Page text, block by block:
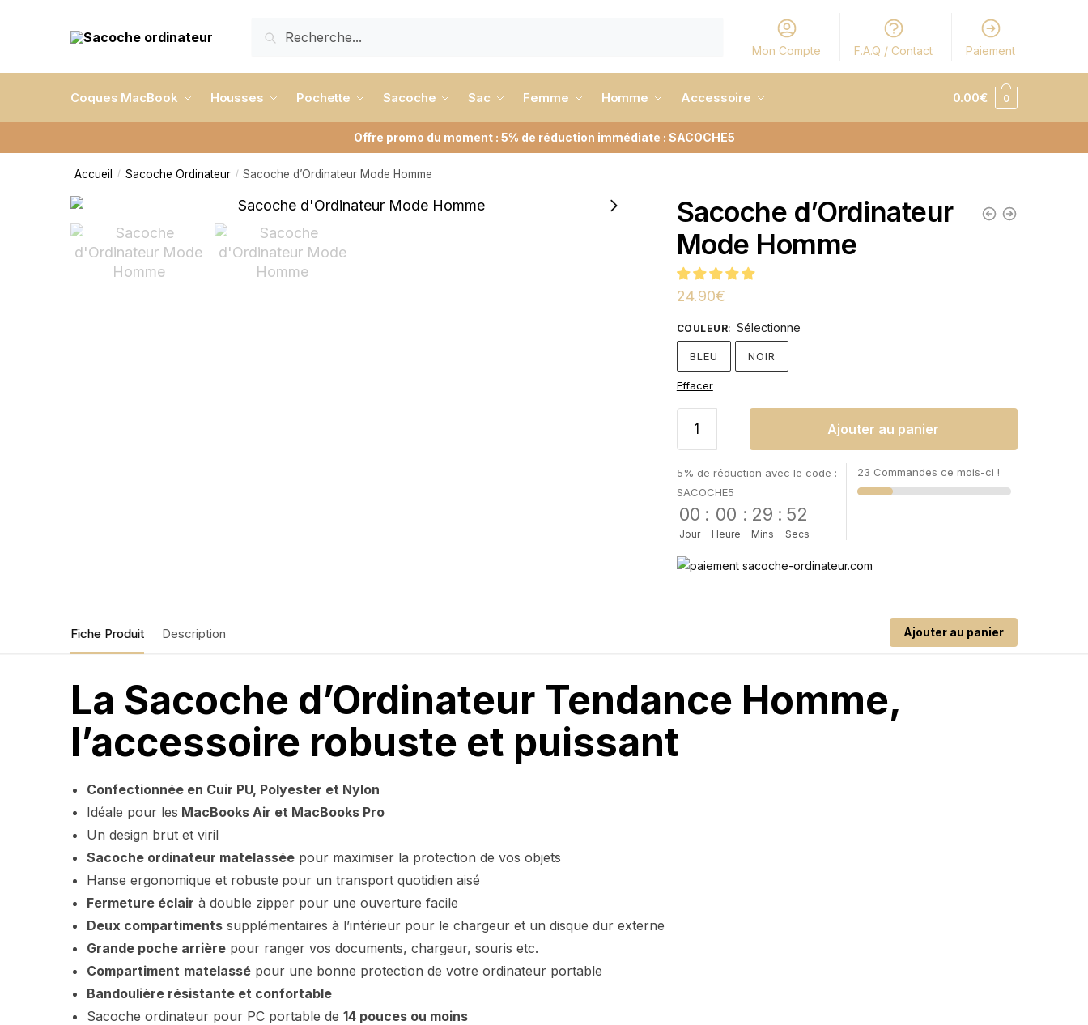
Mon Compte F.A.Q / Contact Paiement
Coques MacBook Housses Pochette Sacoche Sac Femme Homme Accessoire 0.00€ 0
Offre promo du moment : 5% de réduction immédiate : SACOCHE5
Accueil / Sacoche Ordinateur / Sacoche d’Ordinateur Mode Homme
Sacoche d’Ordinateur
Mode Homme
24.90€
COULEUR: Sélectionne
BLEU NOIR
Effacer
Ajouter au panier
5% de réduction avec le code :
SACOCHE5
00
Jour
: 00
Heure
: 29
Mins
: 51
Secs
23 Commandes ce mois-ci !
Fiche Produit Description Ajouter au panier
La Sacoche d’Ordinateur Tendance Homme,
l’accessoire robuste et puissant
Confectionnée en Cuir PU, Polyester et Nylon
Idéale pour les MacBooks Air et MacBooks Pro
Un design brut et viril
Sacoche ordinateur matelassée pour maximiser la protection de vos objets
Hanse ergonomique et robuste pour un transport quotidien aisé
Fermeture éclair à double zipper pour une ouverture facile
Deux compartiments supplémentaires à l’intérieur pour le chargeur et un disque dur externe
Grande poche arrière pour ranger vos documents, chargeur, souris etc.
Compartiment matelassé pour une bonne protection de votre ordinateur portable
Bandoulière résistante et confortable
Sacoche ordinateur pour PC portable de14 pouces ou moins